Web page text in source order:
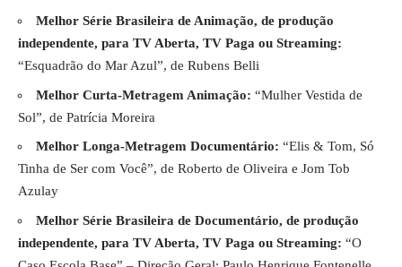
Melhor Série Brasileira de Animação, de produção
independente, para TV Aberta, TV Paga ou Streaming:
“Esquadrão do Mar Azul”, de Rubens Belli
Melhor Curta-Metragem Animação: “Mulher Vestida de
Sol”, de Patrícia Moreira
Melhor Longa-Metragem Documentário: “Elis & Tom, Só
Tinha de Ser com Você”, de Roberto de Oliveira e Jom Tob
Azulay
Melhor Série Brasileira de Documentário, de produção
independente, para TV Aberta, TV Paga ou Streaming: “O